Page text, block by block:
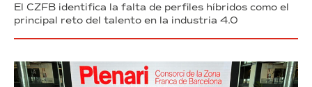
El CZFB identifica la falta de perfiles híbridos como el
principal reto del talento en la industria 4.0